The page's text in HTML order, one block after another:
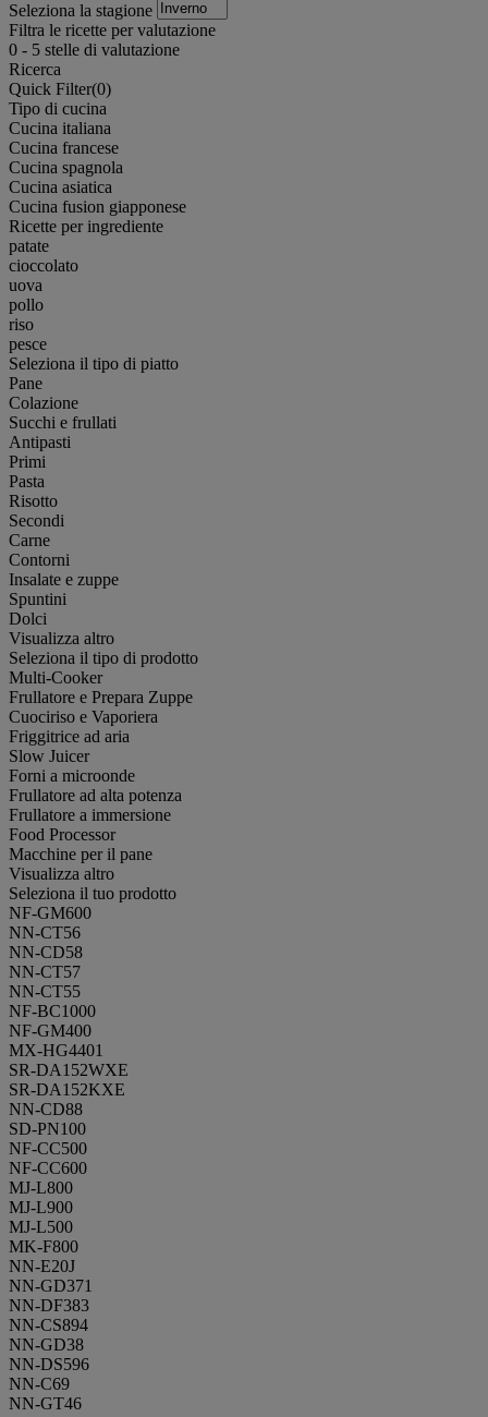
Seleziona la stagione
Filtra le ricette per valutazione
0 - 5 stelle di valutazione
Ricerca
Quick Filter(0)
Tipo di cucina
Cucina italiana
Cucina francese
Cucina spagnola
Cucina asiatica
Cucina fusion giapponese
Ricette per ingrediente
patate
cioccolato
uova
pollo
riso
pesce
Seleziona il tipo di piatto
Pane
Colazione
Succhi e frullati
Antipasti
Primi
Pasta
Risotto
Secondi
Carne
Contorni
Insalate e zuppe
Spuntini
Dolci
Visualizza altro
Seleziona il tipo di prodotto
Multi-Cooker
Frullatore e Prepara Zuppe
Cuociriso e Vaporiera
Friggitrice ad aria
Slow Juicer
Forni a microonde
Frullatore ad alta potenza
Frullatore a immersione
Food Processor
Macchine per il pane
Visualizza altro
Seleziona il tuo prodotto
NF-GM600
NN-CT56
NN-CD58
NN-CT57
NN-CT55
NF-BC1000
NF-GM400
MX-HG4401
SR-DA152WXE
SR-DA152KXE
NN-CD88
SD-PN100
NF-CC500
NF-CC600
MJ-L800
MJ-L900
MJ-L500
MK-F800
NN-E20J
NN-GD371
NN-DF383
NN-CS894
NN-GD38
NN-DS596
NN-C69
NN-GT46